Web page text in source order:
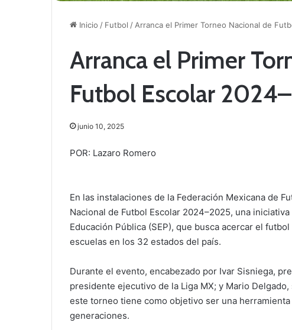
Inicio / Futbol / Arranca el Primer Torneo Nacional de
Arranca el Primer
Futbol Escolar
junio 10, 2025
POR: Lazaro Romero
En las instalaciones de la Federación Mexicana de
Nacional de Futbol Escolar 2024–2025, una
Educación Pública (SEP), que busca acercar el
escuelas en los 32 estados del país.
Durante el evento, encabezado por Ivar Sisniega,
presidente ejecutivo de la Liga MX; y Mario
este torneo tiene como objetivo ser una
generaciones.